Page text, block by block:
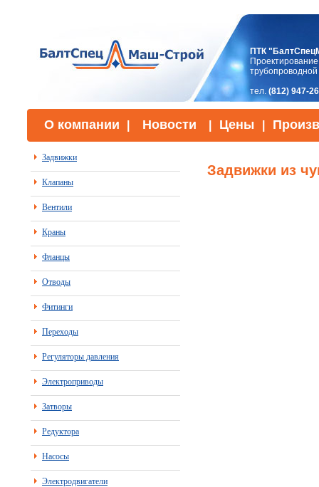
ПТК
тел. (812) 947-
О компании Новости Цены
Задвижки
Клапаны
Вентили
Краны
Фланцы
Отводы
Фитинги
Переходы
Регуляторы давления
Электроприводы
Затворы
Редуктора
Насосы
Электродвигатели
Задвижки из